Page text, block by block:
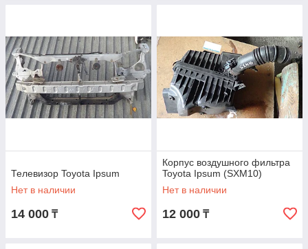
Телевизор Toyota Ipsum
Нет в наличии
14 000 ₸
Корпус воздушного фильтра
Toyota Ipsum (SXM10)
Нет в наличии
12 000 ₸